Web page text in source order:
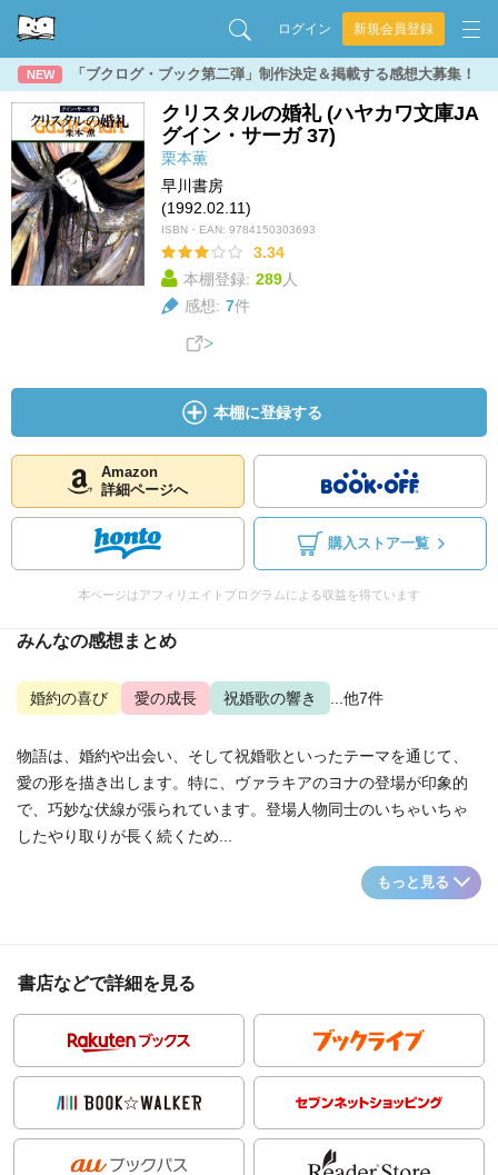
ログイン 新規会員登録
NEW 「ブクログ・ブック第二弾」制作決定＆掲載する感想大募集！
クリスタルの婚礼 (ハヤカワ文庫JA
グイン・サーガ 37)
栗本薫
早川書房
(1992.02.11)
ISBN・EAN: 9784150303693
3.34
本棚登録: 289人
感想: 7件
本棚に登録する
Amazon
詳細ページへ
購入ストア一覧
本ページはアフィリエイトプログラムによる収益を得ています
みんなの感想まとめ
婚約の喜び 愛の成長 祝婚歌の響き ...他7件
物語は、婚約や出会い、そして祝婚歌といったテーマを通じて、
愛の形を描き出します。特に、ヴァラキアのヨナの登場が印象的
で、巧妙な伏線が張られています。登場人物同士のいちゃいちゃ
したやり取りが長く続くため...
もっと見る
書店などで詳細を見る